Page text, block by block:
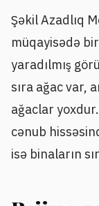
Şəkil Azadlıq
müqayisədə
yaradılmış
sıra ağac var,
ağaclar
cənub
isə binaların